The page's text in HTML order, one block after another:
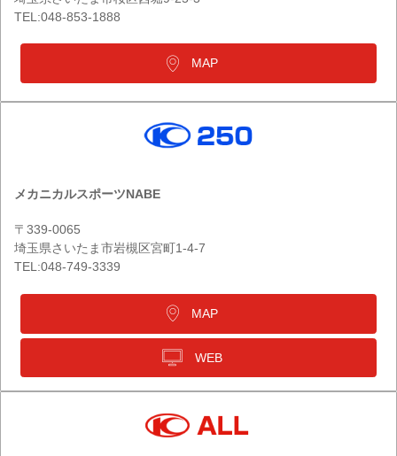
TEL:048-853-1888
MAP
メカニカルスポーツNABE
〒339-0065
埼玉県さいたま市岩槻区宮町1-4-7
TEL:048-749-3339
MAP
WEB